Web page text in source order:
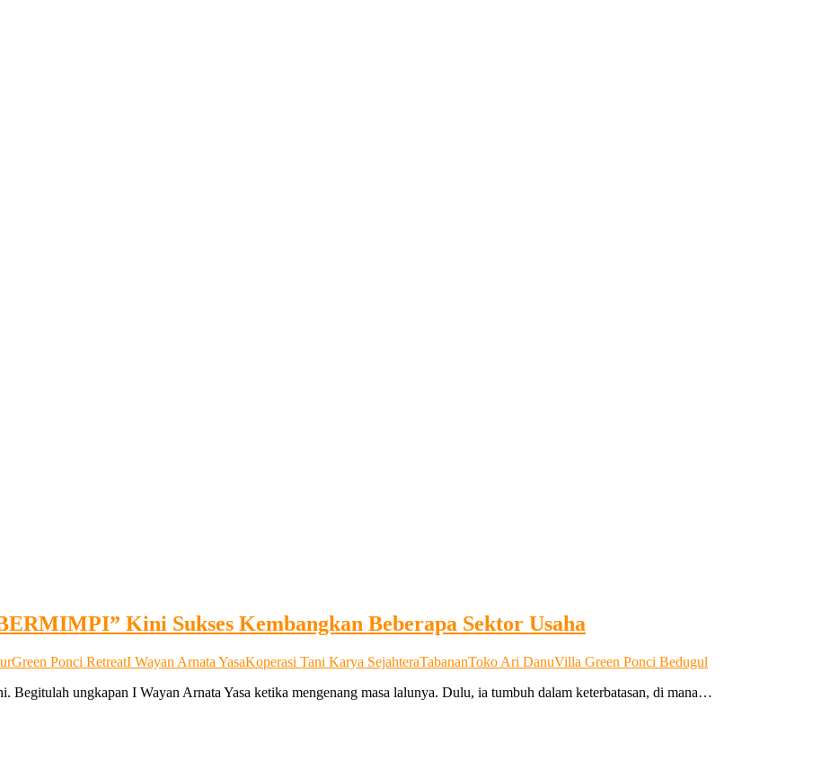
Kini Sukses Kembangkan Beberapa Sektor Usaha
Green Ponci RetreatI Wayan Arnata YasaKoperasi Tani Karya SejahteraTabananToko Ari DanuVilla Green Ponci Bedugul
Begitulah ungkapan I Wayan Arnata Yasa ketika mengenang masa lalunya. Dulu, ia tumbuh dalam keterbatasan, di mana…